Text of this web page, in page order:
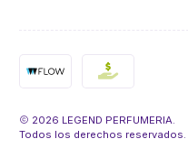
2026 LEGEND PERFUMERIA.
Todos los derechos reservados.